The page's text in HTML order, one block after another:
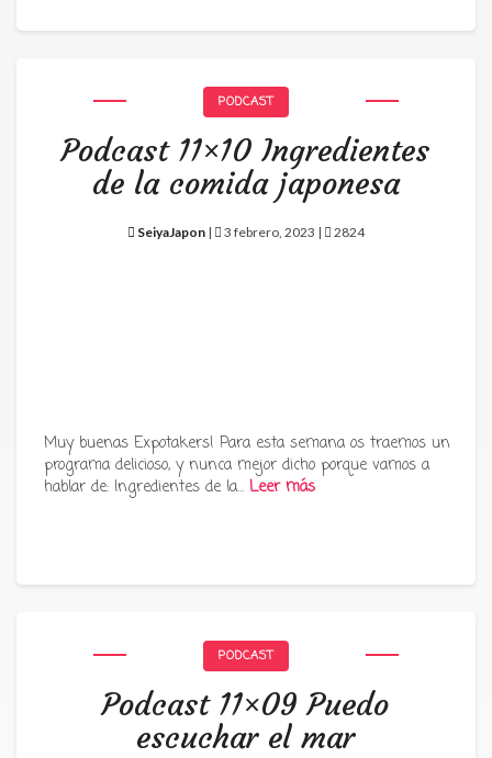
PODCAST
Podcast 11×10 Ingredientes
de la comida japonesa
SeiyaJapon | 3 febrero, 2023 | 2824
Muy buenas Expotakers! Para esta semana os traemos un
programa delicioso, y nunca mejor dicho porque vamos a
hablar de: Ingredientes de la… Leer más
PODCAST
Podcast 11×09 Puedo
escuchar el mar